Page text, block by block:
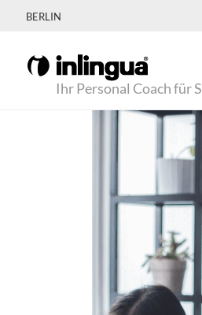
BERLIN
Ihr Personal Coach für